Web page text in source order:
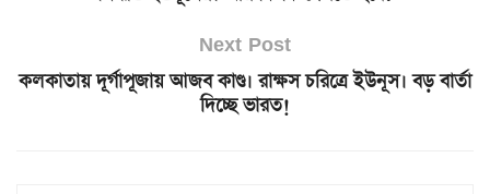
Next Post
কলকাতায় দূর্গাপূজায় আজব কাণ্ড। রাক্ষস চরিত্রে ইউনূস। বড় বার্তা
দিচ্ছে ভারত!